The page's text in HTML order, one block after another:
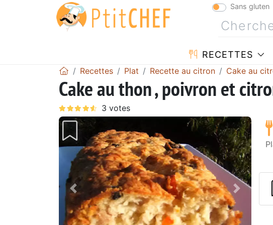
Sans gluten
RECETTES
Recettes Plat Recette au citron Cake au
Cake au thon , poivron et
Précédent Suivant